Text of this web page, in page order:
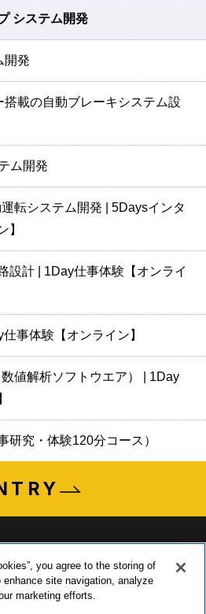
システム開発
開発
載の自動ブレーキシステム設
ム開発
転システム開発 | 5Daysインタ
】
設計 | 1Day仕事体験【オンライ
事体験【オンライン】
値解析ソフトウエア） | 1Day
研究・体験120分コース）
浜松市中央区子安町311-3
you agree to the storing of
site navigation, analyze
marketing efforts.